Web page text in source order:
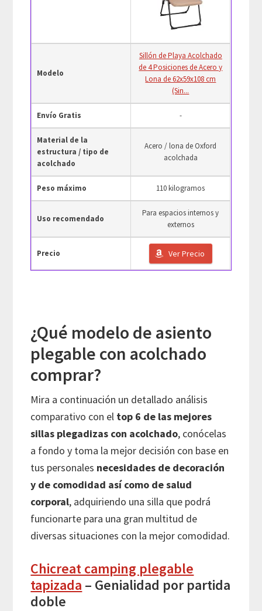
Modelo
Sillón de Playa Acolchado
de 4 Posiciones de Acero y
Lona de 62x59x108 cm
(Sin...
Envío Gratis -
Material de la
estructura / tipo de
acolchado
Acero / lona de Oxford
acolchada
Peso máximo 110 kilogramos
Uso recomendado
Para espacios internos y
externos
Precio Ver Precio
¿Qué modelo de asiento
plegable con acolchado
comprar?
Mira a continuación un detallado análisis
comparativo con el top 6 de las mejores
sillas plegadizas con acolchado, conócelas
a fondo y toma la mejor decisión con base en
tus personales necesidades de decoración
y de comodidad así como de salud
corporal, adquiriendo una silla que podrá
funcionarte para una gran multitud de
diversas situaciones con la mejor comodidad.
Chicreat camping plegable
tapizada – Genialidad por partida
doble